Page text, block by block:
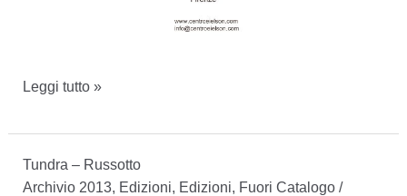
27
2013
TUNDRA
Leggi tutto »
Tundra – Russotto
Archivio 2013, Edizioni, Edizioni, Fuori Catalogo/